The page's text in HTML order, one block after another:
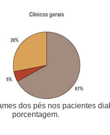
dos pés nos pacientes
porcentagem.